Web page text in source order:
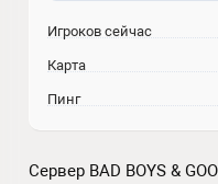
Сервер BAD BOYS &
Игроков сейчас
Карта
Пинг